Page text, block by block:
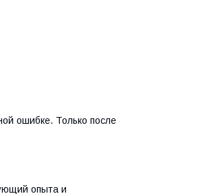
ошибке. Только после
опыта и